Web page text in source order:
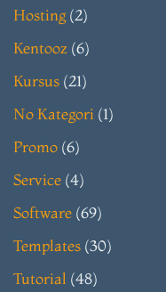
Hosting(2)
Kentooz (6)
Kursus (21)
No Kategori (1)
Promo (6)
Service (4)
Software (69)
Templates (30)
Tutorial (48)